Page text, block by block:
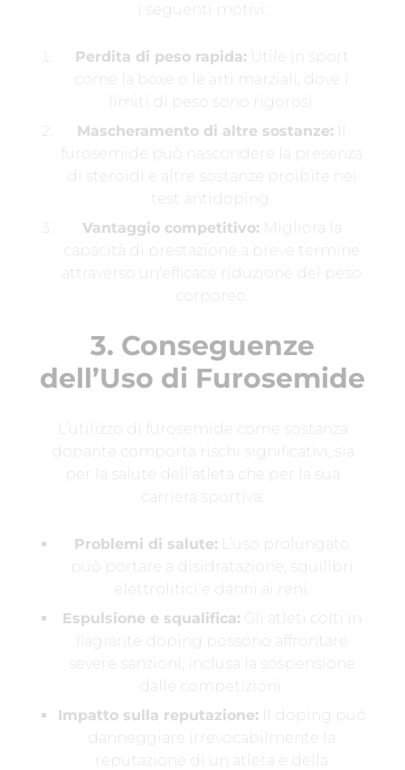
i seguenti motivi:
Perdita di peso rapida: Utile in sport
come la boxe o le arti marziali, dove i
limiti di peso sono rigorosi.
Mascheramento di altre sostanze:
furosemide può nascondere la presenza
di steroidi e altre sostanze proibite nei
test antidoping.
Vantaggio competitivo: Migliora la
capacità di prestazione a breve termine
attraverso un’efficace riduzione del peso
corporeo.
3. Conseguenze
dell’Uso di Furosemide
L’utilizzo di furosemide come sostanza
dopante comporta rischi significativi, sia
per la salute dell’atleta che per la sua
carriera sportiva:
Problemi di salute: L’uso prolungato
può portare a disidratazione, squilibri
elettrolitici e danni ai reni.
Espulsione e squalifica: Gli atleti colti in
flagrante doping possono affrontare
severe sanzioni, inclusa la sospensione
dalle competizioni.
Impatto sulla reputazione: Il doping può
danneggiare irrevocabilmente la
reputazione di un atleta e della